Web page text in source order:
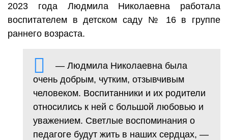
2023 года Людмила Николаевна работала
воспитателем в детском саду № 16 в группе
раннего возраста.
— Людмила Николаевна была
очень добрым, чутким, отзывчивым
человеком. Воспитанники и их родители
относились к ней с большой любовью и
уважением. Светлые воспоминания о
педагоге будут жить в наших сердцах, —